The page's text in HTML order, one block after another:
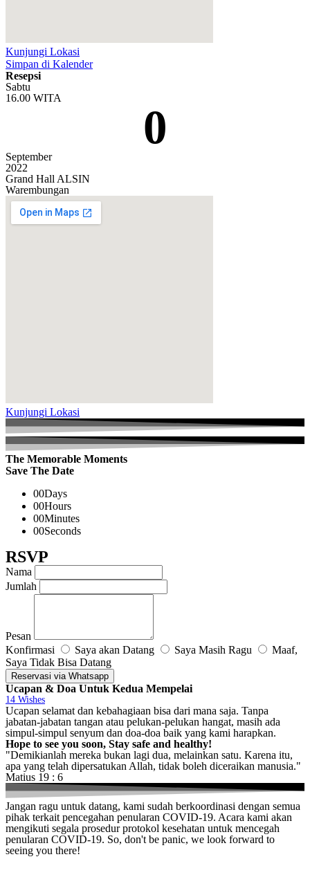
Kunjungi Lokasi
Simpan di Kalender
Resepsi
Sabtu
16.00 WITA
0
September
2022
Grand Hall ALSIN
Warembungan
Kunjungi Lokasi
The Memorable Moments
Save The Date
00Days
00Hours
00Minutes
00Seconds
RSVP
Nama
Jumlah
Pesan
Konfirmasi
Saya akan Datang Saya Masih Ragu
Maaf,
Saya Tidak Bisa Datang
Reservasi via Whatsapp
Ucapan & Doa Untuk Kedua Mempelai
14 Wishes
Ucapan selamat dan kebahagiaan bisa dari mana saja. Tanpa
jabatan-jabatan tangan atau pelukan-pelukan hangat, masih ada
simpul-simpul senyum dan doa-doa baik yang kami harapkan.
Hope to see you soon, Stay safe and healthy!
"Demikianlah mereka bukan lagi dua, melainkan satu. Karena itu,
apa yang telah dipersatukan Allah, tidak boleh diceraikan manusia."
Matius 19 : 6
Jangan ragu untuk datang, kami sudah berkoordinasi dengan semua
pihak terkait pencegahan penularan COVID-19. Acara kami akan
mengikuti segala prosedur protokol kesehatan untuk mencegah
penularan COVID-19. So, don't be panic, we look forward to
seeing you there!